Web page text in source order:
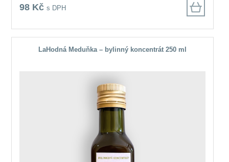
98 Kčs DPH
LaHodná Meduňka – bylinný koncentrát 250 ml